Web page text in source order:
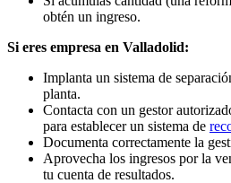
obtén un ingreso.
Si eres empresa en Valladolid:
Implanta un sistema de
planta.
Contacta con un gestor
para establecer un sistema de
Documenta correctamente la
Aprovecha los ingresos por la
tu cuenta de resultados.